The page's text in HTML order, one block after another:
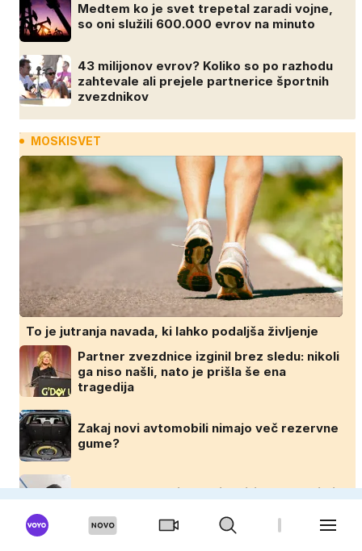
Medtem ko je svet trepetal zaradi vojne,
so oni služili 600.000 evrov na minuto
43 milijonov evrov? Koliko so po razhodu
zahtevale ali prejele partnerice športnih
zvezdnikov
MOSKISVET
To je jutranja navada, ki lahko podaljša življenje
Partner zvezdnice izginil brez sledu: nikoli
ga niso našli, nato je prišla še ena
tragedija
Zakaj novi avtomobili nimajo več rezervne
gume?
Kako pogosto bi morali beliti stanovanje in